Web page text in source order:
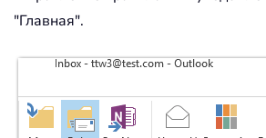
"Главная".